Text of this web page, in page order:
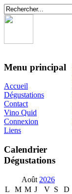
Menu principal
Accueil
Dégustations
Contact
Vino Quid
Connexion
Liens
Calendrier
Dégustations
Août 2026
L
M M J V S
D